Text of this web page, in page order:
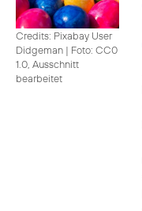
Credits: Pixabay User
Didgeman | Foto: CC0
1.0, Ausschnitt
bearbeitet